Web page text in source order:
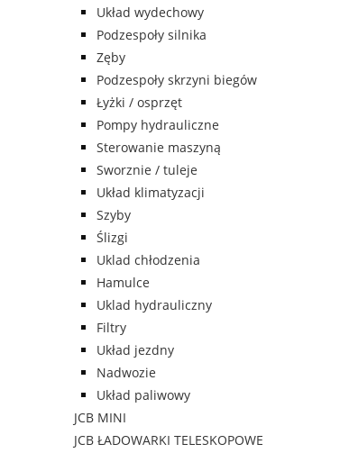
Układ wydechowy
Podzespoły silnika
Zęby
Podzespoły skrzyni biegów
Łyżki / osprzęt
Pompy hydrauliczne
Sterowanie maszyną
Sworznie / tuleje
Układ klimatyzacji
Szyby
Ślizgi
Uklad chłodzenia
Hamulce
Uklad hydrauliczny
Filtry
Układ jezdny
Nadwozie
Układ paliwowy
JCB MINI
JCB ŁADOWARKI TELESKOPOWE